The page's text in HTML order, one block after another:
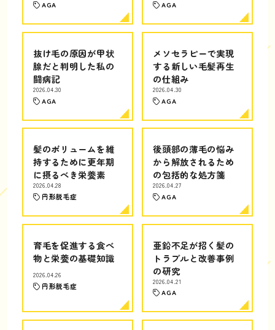
AGA AGA
抜け毛の原因が甲状
腺だと判明した私の
闘病記
2026.04.30
AGA
メソセラピーで実現
する新しい毛髪再生
の仕組み
2026.04.30
AGA
髪のボリュームを維
持するために更年期
に摂るべき栄養素
2026.04.28
円形脱毛症
後頭部の薄毛の悩み
から解放されるため
の包括的な処方箋
2026.04.27
AGA
育毛を促進する食べ
物と栄養の基礎知識
2026.04.26
円形脱毛症
亜鉛不足が招く髪の
トラブルと改善事例
の研究
2026.04.21
AGA